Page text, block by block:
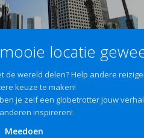
locatie
de wereld delen? Help andere
keuze te maken!
je zelf een globetrotter jouw
inspireren!
Meedoen